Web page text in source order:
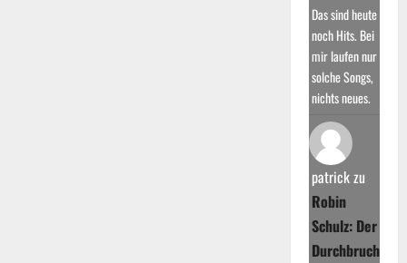
Das sind heute
noch Hits. Bei
mir laufen nur
solche Songs,
nichts neues.
patrickzu
Robin
Schulz: Der
Durchbruch